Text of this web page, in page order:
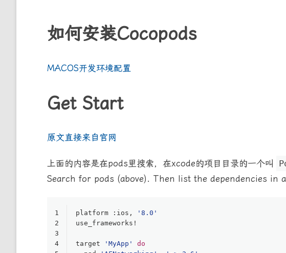
如何安装Cocopods
MACOS开发环境配置
Get Start
原文直接来自官网
上面的内容是在pods里搜索，在xcode的项目目录的一个叫
Search for pods (above). Then list the dependencies
1
2
3
4
platform :ios,
'8.0'
use_frameworks!
target 'MyApp'
do